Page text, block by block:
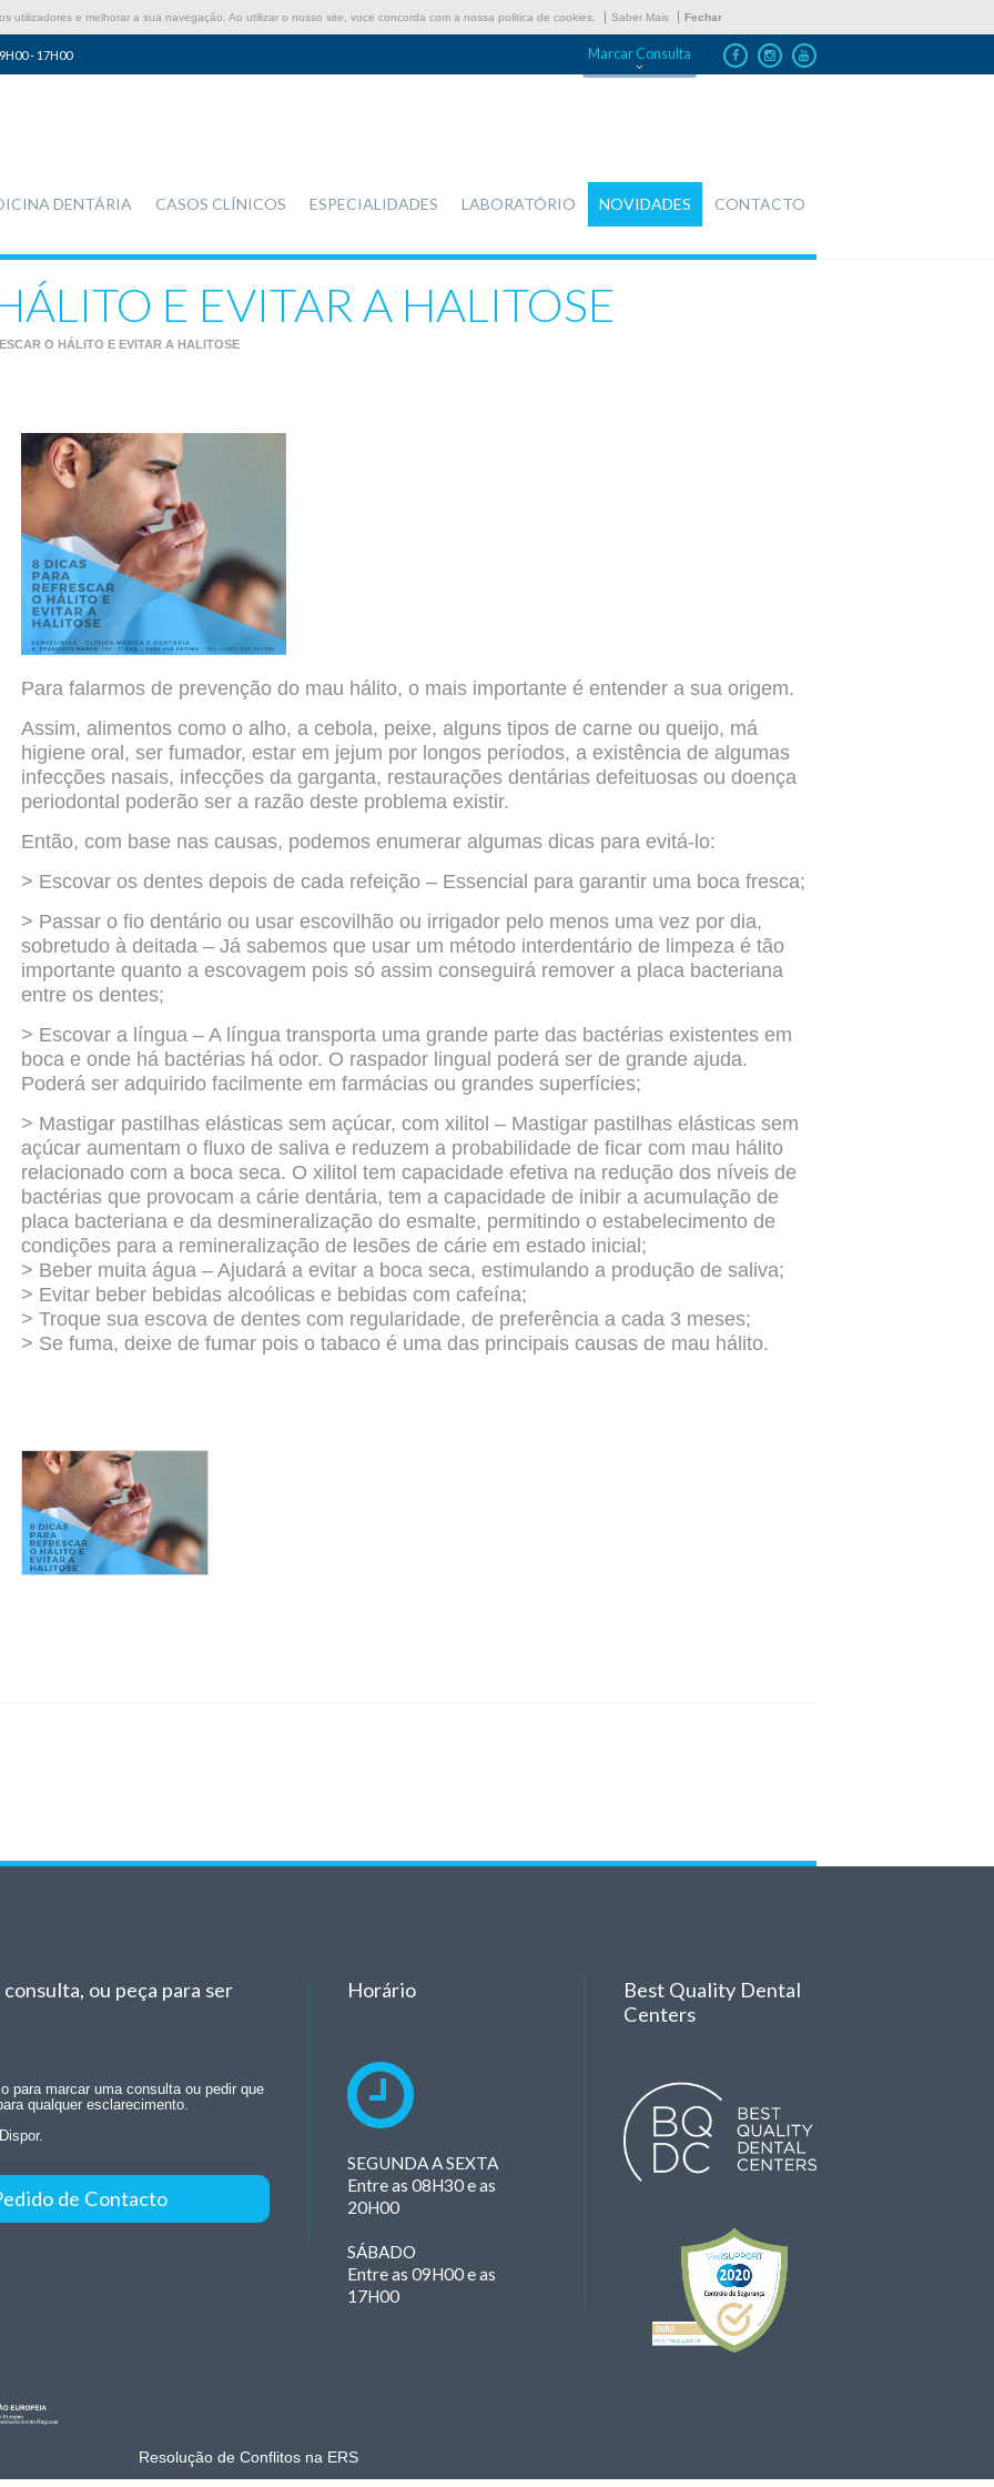
utilizadores e melhorar a sua navegação. Ao utilizar o nosso site, voce concorda com a nossa politica de cookies. Saber Mais Fechar
- 17H00 Marcar Consulta
DENTÁRIA CASOS CLÍNICOS ESPECIALIDADES LABORATÓRIO NOVIDADES CONTACTO
E EVITAR A HALITOSE
O HÁLITO E EVITAR A HALITOSE
Para falarmos de prevenção do mau hálito, o mais importante é entender a sua origem.
Assim, alimentos como o alho, a cebola, peixe, alguns tipos de carne ou queijo, má
higieneoral, ser fumador, estar em jejum por longos períodos, a existência de algumas
infecções nasais, infecções da garganta, restaurações dentárias defeituosas ou doença
periodontal poderão ser a razão deste problema existir.
Então, com base nas causas, podemos enumerar algumas dicas para evitá-lo:
> Escovar os dentes depois de cada refeição – Essencial para garantir uma boca fresca;
> Passar o fio dentário ou usar escovilhão ou irrigador pelo menos uma vez por dia,
sobretudo àdeitada – Já sabemos que usar um método interdentário de limpeza é tão
importante quanto aescovagem pois só assim conseguirá remover a placa bacteriana
entre os dentes;
> Escovar a língua – A língua transporta uma grande parte das bactérias existentes em
boca eonde há bactérias há odor. O raspador lingual poderá ser de grande ajuda.
Poderá ser adquiridofacilmente em farmácias ou grandes superfícies;
> Mastigar pastilhas elásticas sem açúcar, com xilitol – Mastigar pastilhas elásticas sem
açúcar aumentam o fluxo de saliva e reduzem a probabilidade de ficar com mau hálito
relacionado com a boca seca. O xilitol tem capacidade efetiva na redução dos níveis de
bactérias que provocam a cárie dentária, tem a capacidade de inibir a acumulação de
placa bacteriana eda desmineralização do esmalte, permitindo o estabelecimento de
condições para a remineralização de lesões de cárie em estado inicial;
> Beber muita água – Ajudará a evitar a boca seca, estimulando a produção de saliva;
> Evitar beber bebidas alcoólicas e bebidas com cafeína;
> Troque sua escova de dentes com regularidade, de preferência a cada 3 meses;
> Se fuma, deixe de fumar pois o tabaco é uma das principais causas de mau hálito.
ou peça para ser
para marcar uma consulta ou pedir que
qualquer esclarecimento.
de Contacto
Horário
SEGUNDA A SEXTA
Entre as 08H30 e as
20H00
SÁBADO
Entre as 09H00 e as
17H00
Best Quality Dental
Centers
Resolução de Conflitos na ERS